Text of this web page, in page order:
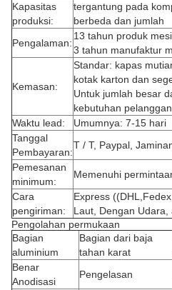
Kapasitas
produksi:
tergantung pada
berbeda dan jumlah
Pengalaman:
13 tahun produk
3 tahun manufaktur
Kemasan:
Standar: kapas
kotak karton dan
Untuk jumlah besar
kebutuhan pelanggan
Waktu lead:
Umumnya: 7-15 hari
Tanggal
Pembayaran:
T / T, Paypal,
Pemesanan
minimum:
Memenuhi
Cara
pengiriman:
Express
Laut, Dengan
Pengolahan permukaan
Bagian
aluminium
Bagian dari baja
tahan karat
Benar
Anodisasi
Pengelasan